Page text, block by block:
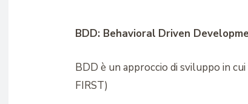
BDD: Behavioral Driven
BDD è un approccio di sviluppo in
FIRST)